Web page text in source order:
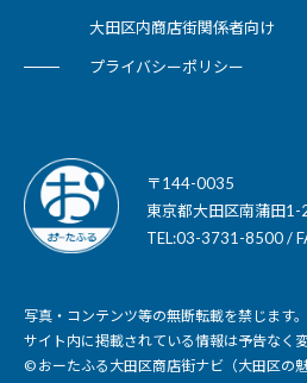
大田区内商店街関係者向け
プライバシーポリシー
〒144-0035
東京都大田区南蒲田
TEL:03-3731-8500 /
写真・コンテンツ等の無断転載を禁じます。
サイト内に掲載されている情報は予告なく
© おーたふる大田区商店街ナビ（大田区の